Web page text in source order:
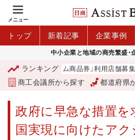
メニュー
トップ 新着記事 企業事例
中小企業と地域の商売繁盛・
ランキング
市プレミアム商品券」利用店舗募集中（青
商工会議所から探す 都道府県
政府に早急な措置を
国実現に向けたアク